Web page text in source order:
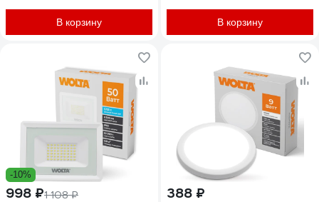
В корзину В корзину
-10%
998 ₽1 108 ₽
388 ₽